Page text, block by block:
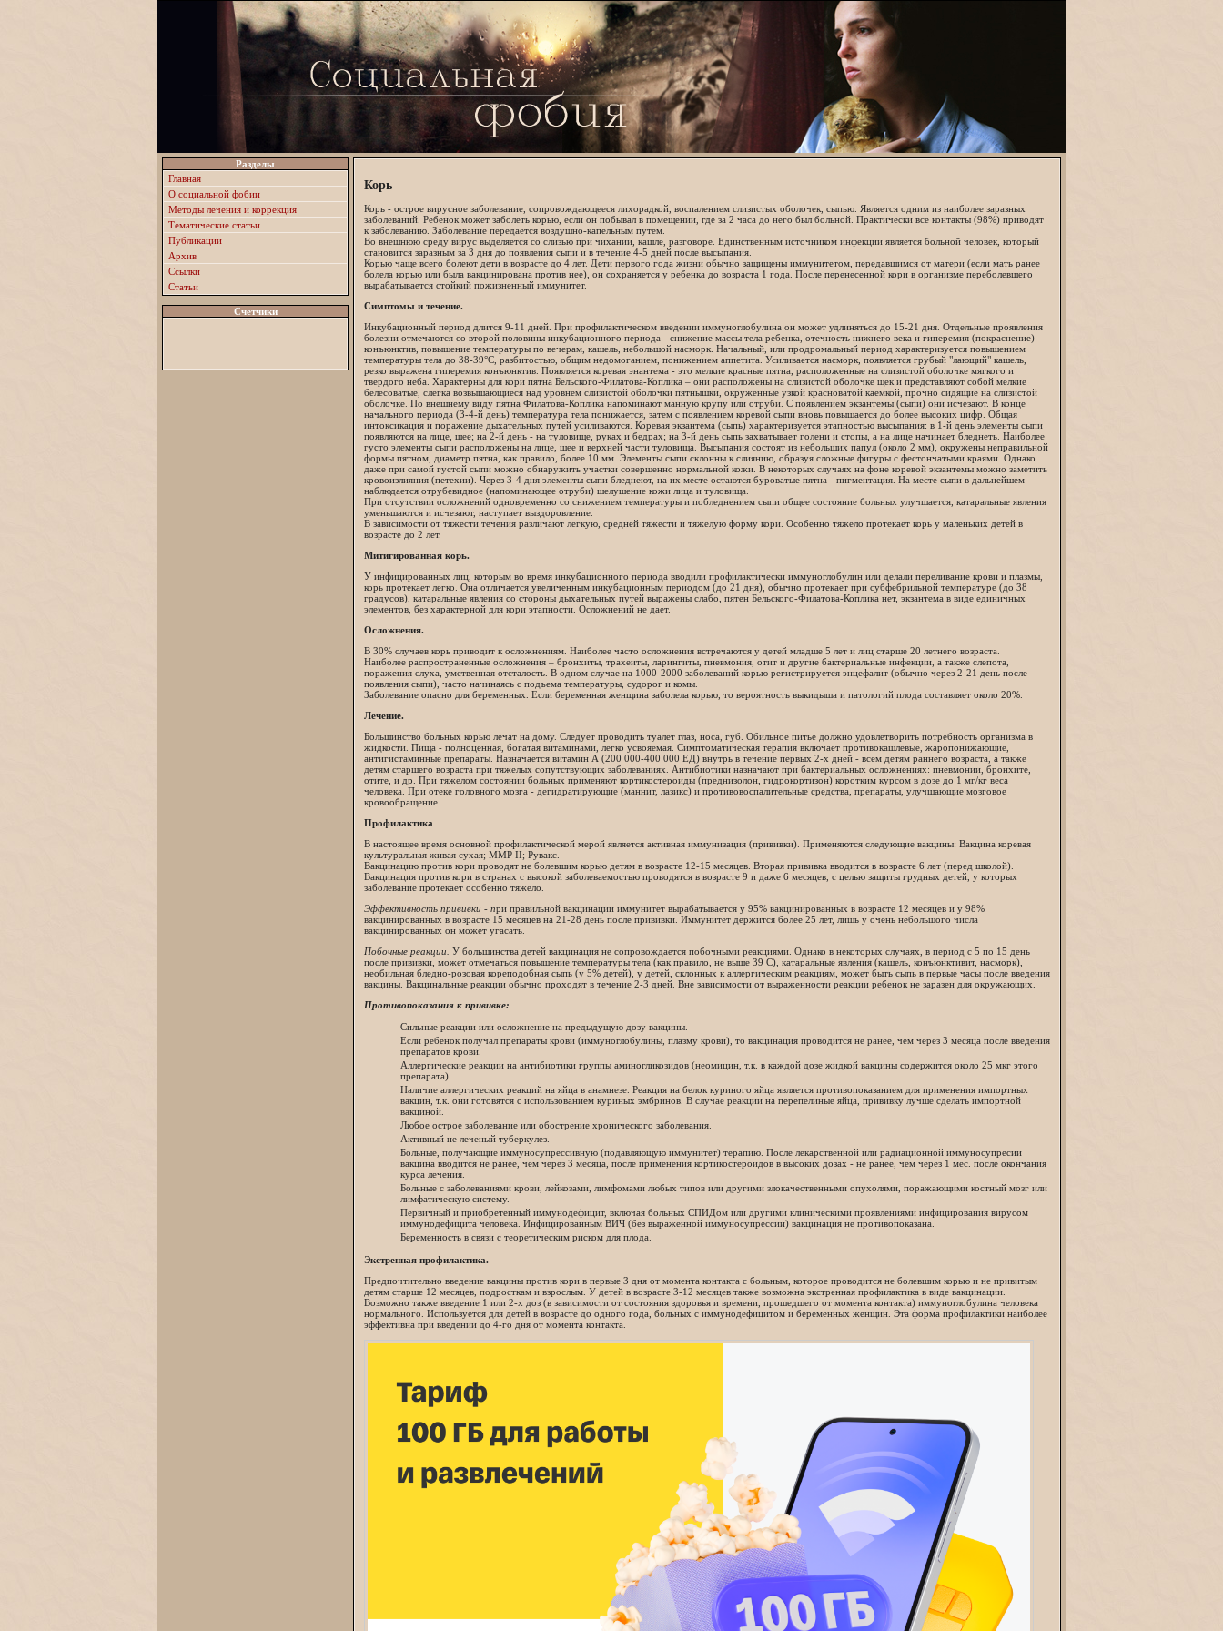
Разделы
Главная
О социальной фобии
Методы лечения и коррекция
Тематические статьи
Публикации
Архив
Ссылки
Статьи
Счетчики
Корь
Корь - острое вирусное заболевание, сопровождающееся лихорадкой, воспалением слизистых оболочек, сыпью. Является одним из наиболее заразных
заболеваний. Ребенок может заболеть корью, если он побывал в помещении, где за 2 часа до него был больной. Практически все контакты (98%) приводят
к заболеванию. Заболевание передается воздушно-капельным путем.
Во внешнюю среду вирус выделяется со слизью при чихании, кашле, разговоре. Единственным источником инфекции является больной человек, который
становится заразным за 3 дня до появления сыпи и в течение 4-5 дней после высыпания.
Корью чаще всего болеют дети в возрасте до 4 лет. Дети первого года жизни обычно защищены иммунитетом, передавшимся от матери (если мать ранее
болела корью или была вакцинирована против нее), он сохраняется у ребенка до возраста 1 года. После перенесенной кори в организме переболевшего
вырабатывается стойкий пожизненный иммунитет.
Симптомы и течение.
Инкубационный период длится 9-11 дней. При профилактическом введении иммуноглобулина он может удлиняться до 15-21 дня. Отдельные проявления
болезни отмечаются со второй половины инкубационного периода - снижение массы тела ребенка, отечность нижнего века и гиперемия (покраснение)
конъюнктив, повышение температуры по вечерам, кашель, небольшой насморк. Начальный, или продромальный период характеризуется повышением
температуры тела до 38-39°С, разбитостью, общим недомоганием, понижением аппетита. Усиливается насморк, появляется грубый "лающий" кашель,
резко выражена гиперемия конъюнктив. Появляется коревая энантема - это мелкие красные пятна, расположенные на слизистой оболочке мягкого и
твердого неба. Характерны для кори пятна Бельского-Филатова-Коплика – они расположены на слизистой оболочке щек и представляют собой мелкие
белесоватые, слегка возвышающиеся над уровнем слизистой оболочки пятнышки, окруженные узкой красноватой каемкой, прочно сидящие на слизистой
оболочке. По внешнему виду пятна Филатова-Коплика напоминают манную крупу или отруби. С появлением экзантемы (сыпи) они исчезают. В конце
начального периода (3-4-й день) температура тела понижается, затем с появлением коревой сыпи вновь повышается до более высоких цифр. Общая
интоксикация и поражение дыхательных путей усиливаются. Коревая экзантема (сыпь) характеризуется этапностью высыпания: в 1-й день элементы сыпи
появляются на лице, шее; на 2-й день - на туловище, руках и бедрах; на 3-й день сыпь захватывает голени и стопы, а на лице начинает бледнеть. Наиболее
густо элементы сыпи расположены на лице, шее и верхней части туловища. Высыпания состоят из небольших папул (около 2 мм), окружены неправильной
формы пятном, диаметр пятна, как правило, более 10 мм. Элементы сыпи склонны к слиянию, образуя сложные фигуры с фестончатыми краями. Однако
даже при самой густой сыпи можно обнаружить участки совершенно нормальной кожи. В некоторых случаях на фоне коревой экзантемы можно заметить
кровоизлияния (петехии). Через 3-4 дня элементы сыпи бледнеют, на их месте остаются буроватые пятна - пигментация. На месте сыпи в дальнейшем
наблюдается отрубевидное (напоминающее отруби) шелушение кожи лица и туловища.
При отсутствии осложнений одновременно со снижением температуры и побледнением сыпи общее состояние больных улучшается, катаральные явления
уменьшаются и исчезают, наступает выздоровление.
В зависимости от тяжести течения различают легкую, средней тяжести и тяжелую форму кори. Особенно тяжело протекает корь у маленьких детей в
возрасте до 2 лет.
Митигированная корь.
У инфицированных лиц, которым во время инкубационного периода вводили профилактически иммуноглобулин или делали переливание крови и плазмы,
корь протекает легко. Она отличается увеличенным инкубационным периодом (до 21 дня), обычно протекает при субфебрильной температуре (до 38
градусов), катаральные явления со стороны дыхательных путей выражены слабо, пятен Бельского-Филатова-Коплика нет, экзантема в виде единичных
элементов, без характерной для кори этапности. Осложнений не дает.
Осложнения.
В 30% случаев корь приводит к осложнениям. Наиболее часто осложнения встречаются у детей младше 5 лет и лиц старше 20 летнего возраста.
Наиболее распространенные осложнения – бронхиты, трахеиты, ларингиты, пневмония, отит и другие бактериальные инфекции, а также слепота,
поражения слуха, умственная отсталость. В одном случае на 1000-2000 заболеваний корью регистрируется энцефалит (обычно через 2-21 день после
появления сыпи), часто начинаясь с подъема температуры, судорог и комы.
Заболевание опасно для беременных. Если беременная женщина заболела корью, то вероятность выкидыша и патологий плода составляет около 20%.
Лечение.
Большинство больных корью лечат на дому. Следует проводить туалет глаз, носа, губ. Обильное питье должно удовлетворить потребность организма в
жидкости. Пища - полноценная, богатая витаминами, легко усвояемая. Симптоматическая терапия включает противокашлевые, жаропонижающие,
антигистаминные препараты. Назначается витамин А (200 000-400 000 ЕД) внутрь в течение первых 2-х дней - всем детям раннего возраста, а также
детям старшего возраста при тяжелых сопутствующих заболеваниях. Антибиотики назначают при бактериальных осложнениях: пневмонии, бронхите,
отите, и др. При тяжелом состоянии больных применяют кортикостероиды (преднизолон, гидрокортизон) коротким курсом в дозе до 1 мг/кг веса
человека. При отеке головного мозга - дегидратирующие (маннит, лазикс) и противовоспалительные средства, препараты, улучшающие мозговое
кровообращение.
Профилактика
В настоящее время основной профилактической мерой является активная иммунизация (прививки). Применяются следующие вакцины: Вакцина коревая
культуральная живая сухая; ММР II; Рувакс.
Вакцинацию против кори проводят не болевшим корью детям в возрасте 12-15 месяцев. Вторая прививка вводится в возрасте 6 лет (перед школой).
Вакцинация против кори в странах с высокой заболеваемостью проводятся в возрасте 9 и даже 6 месяцев, с целью защиты грудных детей, у которых
заболевание протекает особенно тяжело.
Эффективность прививки - при правильной вакцинации иммунитет вырабатывается у 95% вакцинированных в возрасте 12 месяцев и у 98%
вакцинированных в возрасте 15 месяцев на 21-28 день после прививки. Иммунитет держится более 25 лет, лишь у очень небольшого числа
вакцинированных он может угасать.
Побочные реакции. У большинства детей вакцинация не сопровождается побочными реакциями. Однако в некоторых случаях, в период с 5 по 15 день
после прививки, может отмечаться повышение температуры тела (как правило, не выше 39 С), катаральные явления (кашель, конъюнктивит, насморк),
необильная бледно-розовая кореподобная сыпь (у 5% детей), у детей, склонных к аллергическим реакциям, может быть сыпь в первые часы после введения
вакцины. Вакцинальные реакции обычно проходят в течение 2-3 дней. Вне зависимости от выраженности реакции ребенок не заразен для окружающих.
Противопоказания к прививке:
Сильные реакции или осложнение на предыдущую дозу вакцины.
Если ребенок получал препараты крови (иммуноглобулины, плазму крови), то вакцинация проводится не ранее, чем через 3 месяца после введения
препаратов крови.
Аллергические реакции на антибиотики группы аминогликозидов (неомицин, т.к. в каждой дозе жидкой вакцины содержится около 25 мкг этого
препарата).
Наличие аллергических реакций на яйца в анамнезе. Реакция на белок куриного яйца является противопоказанием для применения импортных
вакцин, т.к. они готовятся с использованием куриных эмбринов. В случае реакции на перепелиные яйца, прививку лучше сделать импортной
вакциной.
Любое острое заболевание или обострение хронического заболевания.
Активный не леченый туберкулез.
Больные, получающие иммуносупрессивную (подавляющую иммунитет) терапию. После лекарственной или радиационной иммуносупресии
вакцина вводится не ранее, чем через 3 месяца, после применения кортикостероидов в высоких дозах - не ранее, чем через 1 мес. после окончания
курса лечения.
Больные с заболеваниями крови, лейкозами, лимфомами любых типов или другими злокачественными опухолями, поражающими костный мозг или
лимфатическую систему.
Первичный и приобретенный иммунодефицит, включая больных СПИДом или другими клиническими проявлениями инфицирования вирусом
иммунодефицита человека. Инфицированным ВИЧ (без выраженной иммуносупрессии) вакцинация не противопоказана.
Беременность в связи с теоретическим риском для плода.
Экстренная профилактика.
Предпочтительно введение вакцины против кори в первые 3 дня от момента контакта с больным, которое проводится не болевшим корью и не привитым
детям старше 12 месяцев, подросткам и взрослым. У детей в возрасте 3-12 месяцев также возможна экстренная профилактика в виде вакцинации.
Возможно также введение 1 или 2-х доз (в зависимости от состояния здоровья и времени, прошедшего от момента контакта) иммуноглобулина человека
нормального. Используется для детей в возрасте до одного года, больных с иммунодефицитом и беременных женщин. Эта форма профилактики наиболее
эффективна при введении до 4-го дня от момента контакта.